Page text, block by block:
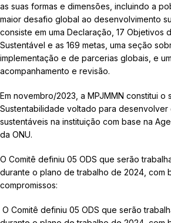
as suas formas e dimensões, incluindo a
maior desafio global ao desenvolvimento
consiste em uma Declaração, 17 Objetivos
Sustentável e as 169 metas, uma seção
implementação e de parcerias globais, e
acompanhamento e revisão.
Em novembro/2023, a MPJMMN constitui o
Sustentabilidade voltado para
sustentáveis na instituição com base na
da ONU.
O Comitê definiu 05 ODS que serão
durante o plano de trabalho de 2024, com
compromissos:
O Comitê definiu 05 ODS que serão